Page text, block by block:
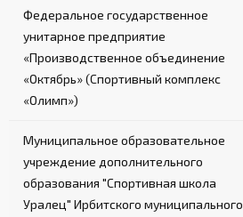
Федеральное государственное
унитарное предприятие
«Производственное объединение
«Октябрь» (Спортивный комплекс
«Олимп»)
Муниципальное образовательное
учреждение дополнительного
образования "Спортивная школа
Уралец" Ирбитского муниципального